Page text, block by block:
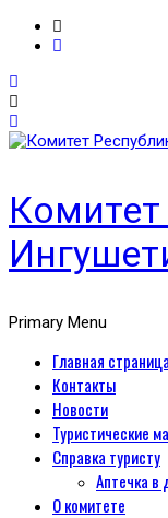
Primary Menu
Главная страница
Контакты
Новости
Туристические
Справка туристу
Аптечка в
О комитете